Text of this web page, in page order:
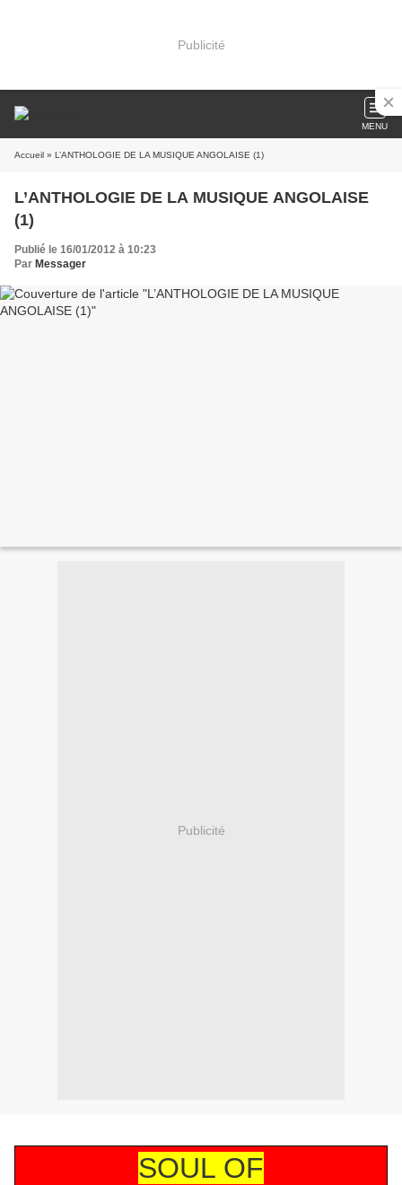
Publicité
MENU
Accueil » L’ANTHOLOGIE DE LA MUSIQUE ANGOLAISE (1)
L’ANTHOLOGIE DE LA MUSIQUE ANGOLAISE
(1)
Publié le 16/01/2012 à 10:23
Par Messager
Publicité
SOUL OF